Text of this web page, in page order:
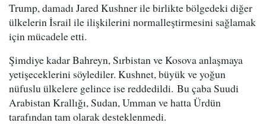
Trump, damadı Jared Kushner ile birlikte bölgedeki diğer
ülkelerin İsrail ile ilişkilerini normalleştirmesini sağlamak
için mücadele etti.
Şimdiye kadar Bahreyn, Sırbistan ve Kosova anlaşmaya
yetişeceklerini söylediler. Kushnet, büyük ve yoğun
nüfuslu ülkelere gelince ise reddedildi. Bu çaba Suudi
Arabistan Krallığı, Sudan, Umman ve hatta Ürdün
tarafından tam olarak desteklenmedi.